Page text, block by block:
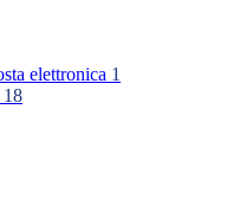
elettronica 1
18